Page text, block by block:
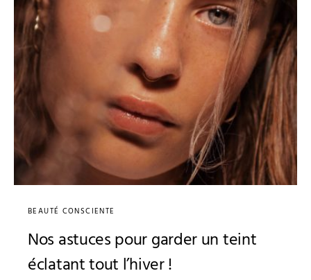
BEAUTÉ CONSCIENTE
Nos astuces pour garder un teint
éclatant tout l’hiver !